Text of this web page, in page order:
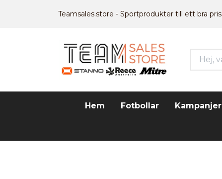
Teamsales.store - Sportprodukter till ett bra pris
Hem Fotbollar Kampanjer